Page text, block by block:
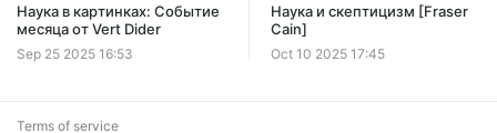
Наука в картинках: Событие
месяца от Vert Dider
Sep 25 2025 16:53
Наука и скептицизм [Fraser
Cain]
Oct 10 2025 17:45
Terms of service